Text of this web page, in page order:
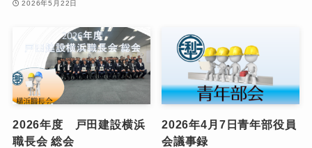
2026年5月22日
2026年度 戸田建設横浜
職長会 総会
2026年4月7日青年部役員
会議事録